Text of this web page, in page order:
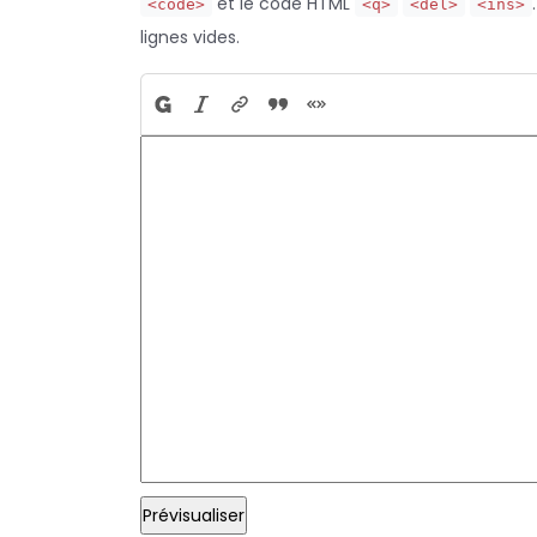
<code>
<q> <del> <ins>
lignes vides.